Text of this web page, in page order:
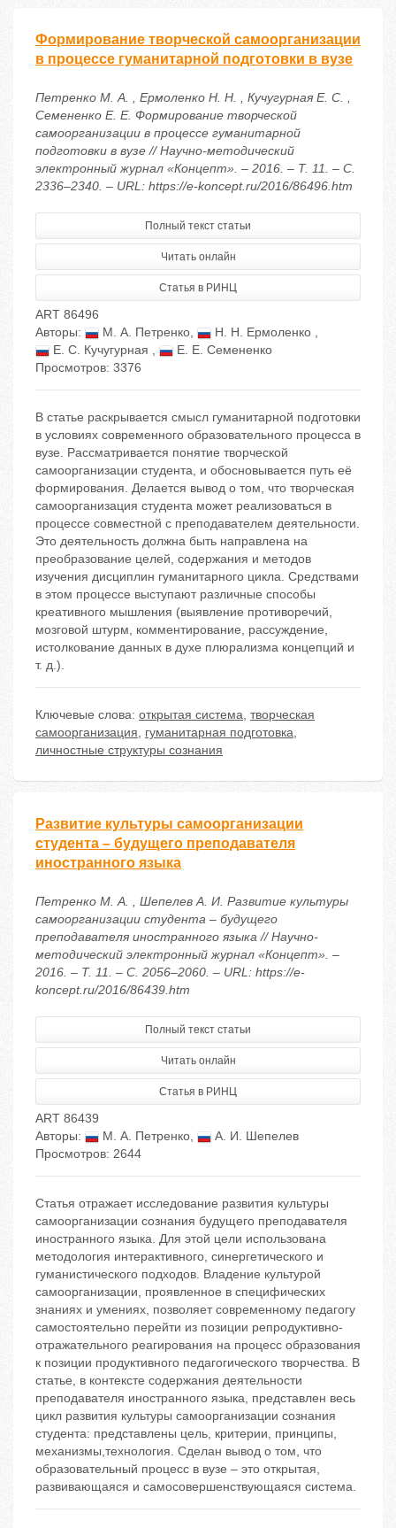
Формирование творческой самоорганизации
в процессе гуманитарной подготовки в вузе
Петренко М. А. , Ермоленко Н. Н. , Кучугурная Е. С. ,
Семененко Е. Е. Формирование творческой
самоорганизации в процессе гуманитарной
подготовки в вузе // Научно-методический
электронный журнал «Концепт». – 2016. – Т. 11. – С.
2336–2340. – URL: https://e-koncept.ru/2016/86496.htm
Полный текст статьи
Читать онлайн
Статья в РИНЦ
ART 86496
Авторы:
М. А. Петренко, Н. Н. Ермоленко ,
Е. С. Кучугурная ,
Е. Е. Семененко
Просмотров: 3376
В статье раскрывается смысл гуманитарной подготовки
в условиях современного образовательного процесса в
вузе. Рассматривается понятие творческой
самоорганизации студента, и обосновывается путь её
формирования. Делается вывод о том, что творческая
самоорганизация студента может реализоваться в
процессе совместной с преподавателем деятельности.
Это деятельность должна быть направлена на
преобразование целей, содержания и методов
изучения дисциплин гуманитарного цикла. Средствами
в этом процессе выступают различные способы
креативного мышления (выявление противоречий,
мозговой штурм, комментирование, рассуждение,
истолкование данных в духе плюрализма концепций и
т. д.).
Ключевые слова: открытая система, творческая
самоорганизация, гуманитарная подготовка,
личностные структуры сознания
Развитие культуры самоорганизации
студента – будущего преподавателя
иностранного языка
Петренко М. А. , Шепелев А. И. Развитие культуры
самоорганизации студента – будущего
преподавателя иностранного языка // Научно-
методический электронный журнал «Концепт». –
2016. – Т. 11. – С. 2056–2060. – URL: https://e-
koncept.ru/2016/86439.htm
Полный текст статьи
Читать онлайн
Статья в РИНЦ
ART 86439
Авторы:
М. А. Петренко,
А. И. Шепелев
Просмотров: 2644
Статья отражает исследование развития культуры
самоорганизации сознания будущего преподавателя
иностранного языка. Для этой цели использована
методология интерактивного, синергетического и
гуманистического подходов. Владение культурой
самоорганизации, проявленное в специфических
знаниях и умениях, позволяет современному педагогу
самостоятельно перейти из позиции репродуктивно-
отражательного реагирования на процесс образования
к позиции продуктивного педагогического творчества. В
статье, в контексте содержания деятельности
преподавателя иностранного языка, представлен весь
цикл развития культуры самоорганизации сознания
студента: представлены цель, критерии, принципы,
механизмы,технология. Сделан вывод о том, что
образовательный процесс в вузе – это открытая,
развивающаяся и самосовершенствующаяся система.